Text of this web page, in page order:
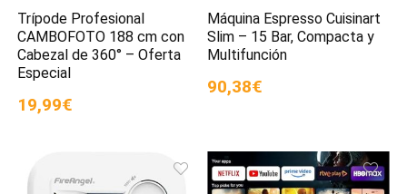
Trípode Profesional
CAMBOFOTO 188 cm con
Cabezal de 360° – Oferta
Especial
19,99€
Máquina Espresso Cuisinart
Slim – 15 Bar, Compacta y
Multifunción
90,38€